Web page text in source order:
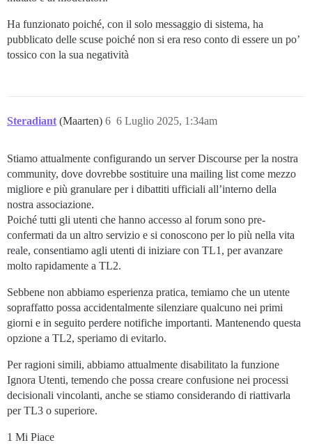
Ha funzionato poiché, con il solo messaggio di sistema, ha
pubblicato delle scuse poiché non si era reso conto di essere un po’
tossico con la sua negatività
Steradiant (Maarten) 6 Luglio 2025, 1:34am
6
Stiamo attualmente configurando un server Discourse per la nostra
community, dove dovrebbe sostituire una mailing list come mezzo
migliore e più granulare per i dibattiti ufficiali all’interno della
nostra associazione.
Poiché tutti gli utenti che hanno accesso al forum sono pre-
confermati da un altro servizio e si conoscono per lo più nella vita
reale, consentiamo agli utenti di iniziare con TL1, per avanzare
molto rapidamente a TL2.
Sebbene non abbiamo esperienza pratica, temiamo che un utente
sopraffatto possa accidentalmente silenziare qualcuno nei primi
giorni e in seguito perdere notifiche importanti. Mantenendo questa
opzione a TL2, speriamo di evitarlo.
Per ragioni simili, abbiamo attualmente disabilitato la funzione
Ignora Utenti, temendo che possa creare confusione nei processi
decisionali vincolanti, anche se stiamo considerando di riattivarla
per TL3 o superiore.
1 Mi Piace